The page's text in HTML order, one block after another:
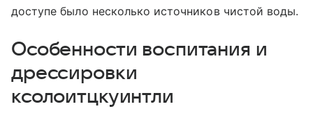
доступе было несколько источников чистой воды.
Особенности воспитания и
дрессировки
ксолоитцкуинтли